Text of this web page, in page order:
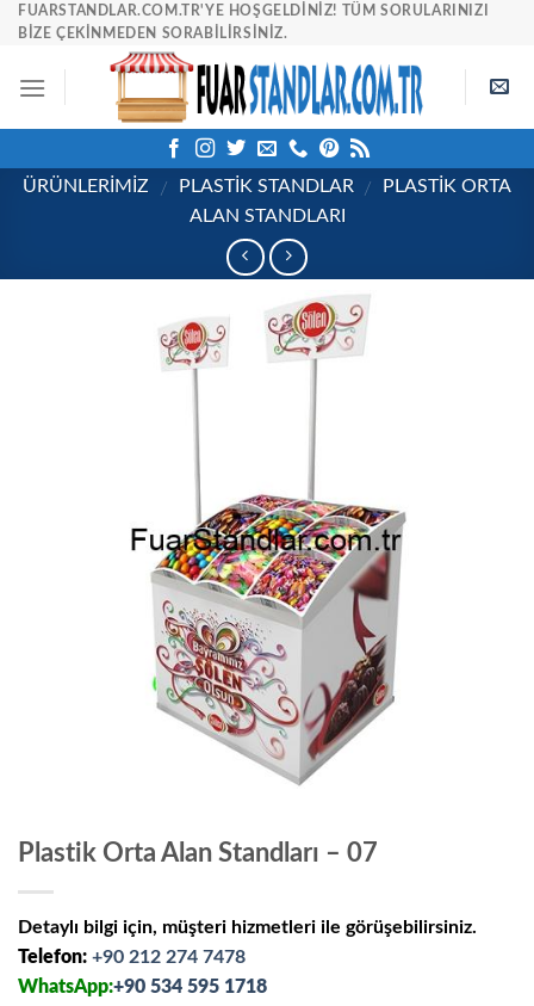
SkipFUARSTANDLAR.COM.TR'YE HOŞGELDINIZ! TÜM SORULARINIZI
BIZE ÇEKINMEDEN SORABILIRSINIZ.
ÜRÜNLERİMİZ / PLASTIK STANDLAR /
PLASTIK ORTA
ALAN STANDLARI
Plastik Orta Alan Standları – 07
Detaylı bilgi için, müşteri hizmetleri ile görüşebilirsiniz.
Telefon: +90 212 274 7478
WhatsApp:+90 534 595 1718